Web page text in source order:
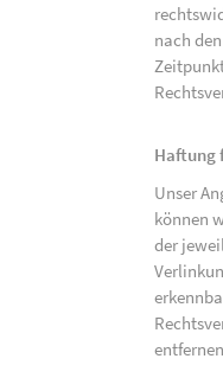
nach
Haftung
Unser
können
der